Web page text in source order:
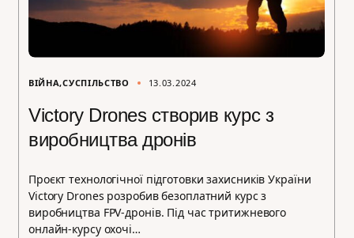
ВІЙНА СУСПІЛЬСТВО 13.03.2024
Victory Drones створив курс з
виробництва дронів
Проєкт технологічної підготовки захисників України
Victory Drones розробив безоплатний курс з
виробництва FPV-дронів. Під час тритижневого
онлайн-курсу охочі…